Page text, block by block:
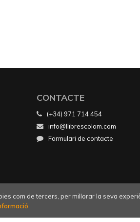
CONTACTE
(+34) 971 714 454
info@llibrescolom.com
Formulari de contacte
com de tercers, per millorar la seva